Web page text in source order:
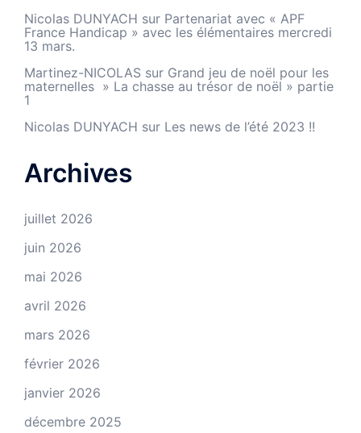
Nicolas DUNYACH sur Partenariat avec « APF
France Handicap » avec les élémentaires mercredi
13 mars.
Martinez-NICOLAS sur Grand jeu de noël pour les
maternelles » La chasse au trésor de noël » partie
1
Nicolas DUNYACH sur Les news de l’été 2023 !!
Archives
juillet 2026
juin 2026
mai 2026
avril 2026
mars 2026
février 2026
janvier 2026
décembre 2025